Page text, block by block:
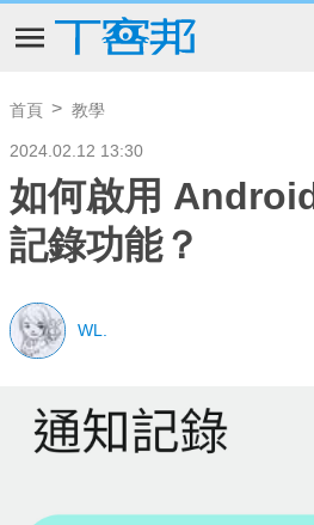
首頁 教學
2024.02.12 13:30
如何啟用
記錄功能？
WL.